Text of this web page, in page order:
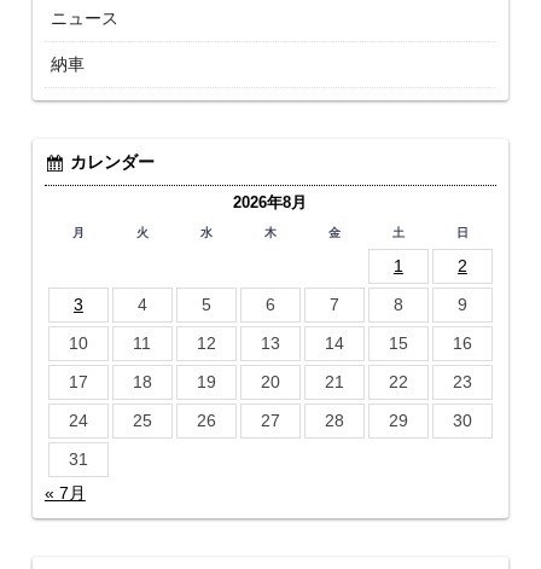
ニュース
納車
カレンダー
2026年8月
月 火 水 木 金 土 日
1
2
3
4 5 6 7 8
9
10
11 12 13 14 15
16
17
18 19 20 21 22
23
24
25 26 27 28 29
30
31
« 7月